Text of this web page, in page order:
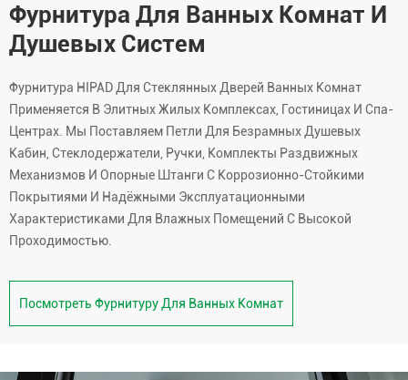
Фурнитура Для Ванных Комнат И
Душевых Систем
Фурнитура HIPAD Для Стеклянных Дверей Ванных Комнат
Применяется В Элитных Жилых Комплексах, Гостиницах И Спа-
Центрах. Мы Поставляем Петли Для Безрамных Душевых
Кабин, Стеклодержатели, Ручки, Комплекты Раздвижных
Механизмов И Опорные Штанги С Коррозионно-Стойкими
Покрытиями И Надёжными Эксплуатационными
Характеристиками Для Влажных Помещений С Высокой
Проходимостью.
Посмотреть Фурнитуру Для Ванных Комнат